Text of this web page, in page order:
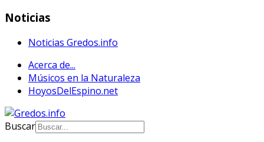
Noticias
Noticias Gredos.info
Acerca de...
Músicos en la Naturaleza
HoyosDelEspino.net
Buscar